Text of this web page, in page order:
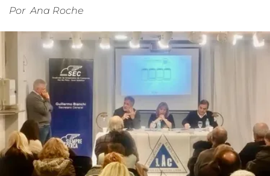
Por Ana Roche